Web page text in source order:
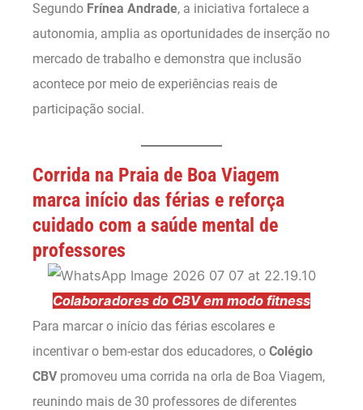
Segundo Frínea Andrade, a iniciativa fortalece a
autonomia, amplia as oportunidades de inserção no
mercado de trabalho e demonstra que inclusão
acontece por meio de experiências reais de
participação social.
Corrida na Praia de Boa Viagem
marca início das férias e reforça
cuidado com a saúde mental de
professores
Colaboradores do CBV em modo fitness
Para marcar o início das férias escolares e
incentivar o bem-estar dos educadores, o Colégio
CBVpromoveu uma corrida na orla de Boa Viagem,
reunindo mais de 30 professores de diferentes